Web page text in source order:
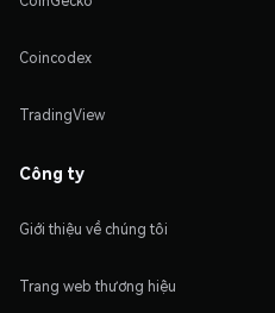
Coincodex
TradingView
Công ty
Giới thiệu về chúng tôi
Trang web thương hiệu